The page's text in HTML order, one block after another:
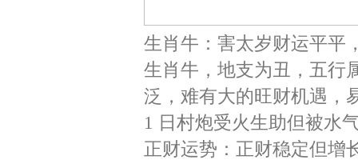
生肖牛：害太岁财运平平
生肖牛，地支为丑，五行
泛，难有大的旺财机遇，
1 日村炮受火生助但被水
正财运势：正财稳定但增